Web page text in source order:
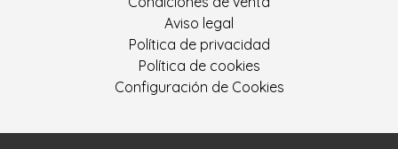
Aviso legal
Política de privacidad
Política de cookies
Configuración de Cookies